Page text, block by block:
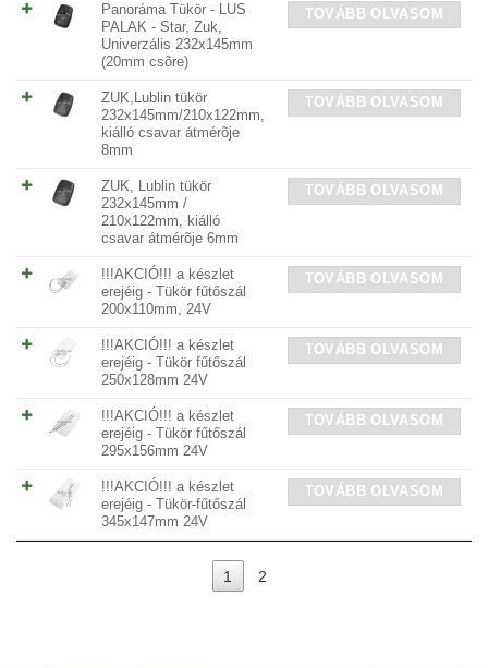
Panoráma Tükör - LUS
PALAK - Star, Zuk,
Univerzális 232x145mm
(20mm csõre)
TOVÁBB OLVASOM
ZUK,Lublin tükör
232x145mm/210x122mm,
kiálló csavar átmérõje
8mm
TOVÁBB OLVASOM
ZUK, Lublin tükör
232x145mm /
210x122mm, kiálló
csavar átmérõje 6mm
TOVÁBB OLVASOM
!!!AKCIÓ!!! a készlet
erejéig - Tükör fűtőszál
200x110mm, 24V
TOVÁBB OLVASOM
!!!AKCIÓ!!! a készlet
erejéig - Tükör fűtőszál
250x128mm 24V
TOVÁBB OLVASOM
!!!AKCIÓ!!! a készlet
erejéig - Tükör fűtőszál
295x156mm 24V
TOVÁBB OLVASOM
!!!AKCIÓ!!! a készlet
erejéig - Tükör-fűtőszál
345x147mm 24V
TOVÁBB OLVASOM
1 2